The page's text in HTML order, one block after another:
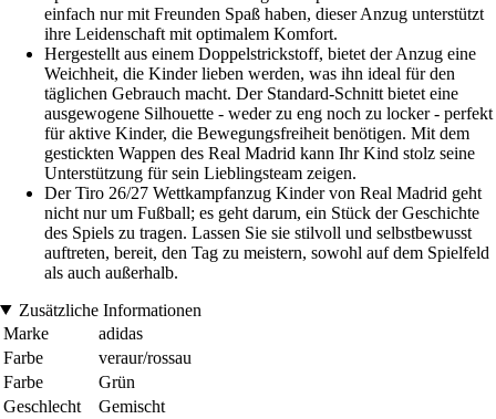
einfach nur mit Freunden Spaß haben, dieser Anzug unterstützt
ihre Leidenschaft mit optimalem Komfort.
Hergestellt aus einem Doppelstrickstoff, bietet der Anzug eine
Weichheit, die Kinder lieben werden, was ihn ideal für den
täglichen Gebrauch macht. Der Standard-Schnitt bietet eine
ausgewogene Silhouette - weder zu eng noch zu locker - perfekt
für aktive Kinder, die Bewegungsfreiheit benötigen. Mit dem
gestickten Wappen des Real Madrid kann Ihr Kind stolz seine
Unterstützung für sein Lieblingsteam zeigen.
Der Tiro 26/27 Wettkampfanzug Kinder von Real Madrid geht
nicht nur um Fußball; es geht darum, ein Stück der Geschichte
des Spiels zu tragen. Lassen Sie sie stilvoll und selbstbewusst
auftreten, bereit, den Tag zu meistern, sowohl auf dem Spielfeld
als auch außerhalb.
Zusätzliche Informationen
Marke
adidas
Farbe
veraur/rossau
Farbe
Grün
Geschlecht
Gemischt